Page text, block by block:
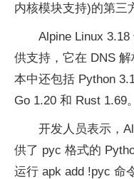
内核模块支持)的第三
Alpine Linux
供支持，它在 DNS
本中还包括 Python
Go 1.20 和 Rust 1.69。
开发人员表示，
供了 pyc 格式的
运行 apk add !pyc 命